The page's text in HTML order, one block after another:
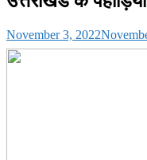
November 3, 2022